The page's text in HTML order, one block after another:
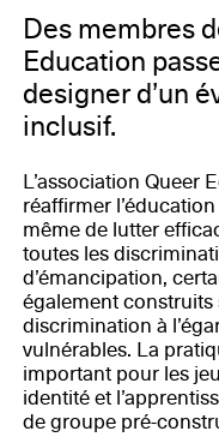
Des membres
Education
designer d’un
inclusif.
L’association Queer
réaffirmer
même de lutter
toutes les
d’émancipation,
également
discrimination à
vulnérables. La
important pour les
identité et
de groupe pré-